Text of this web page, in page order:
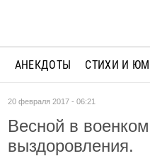
АНЕКДОТЫ СТИХИ И
20 февраля 2017 - 06:21
Весной в
выздоровления.